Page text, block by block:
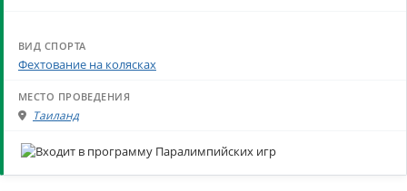
Фехтование на колясках
Таиланд